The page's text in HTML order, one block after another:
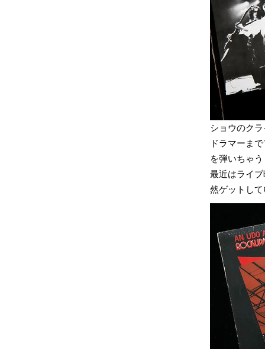
ショウのク
ドラマーま
を弾いちゃ
最近はライ
然ゲットし